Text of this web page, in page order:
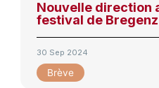
Nouvelle direction
festival de Bregenz
30 Sep 2024
Brève